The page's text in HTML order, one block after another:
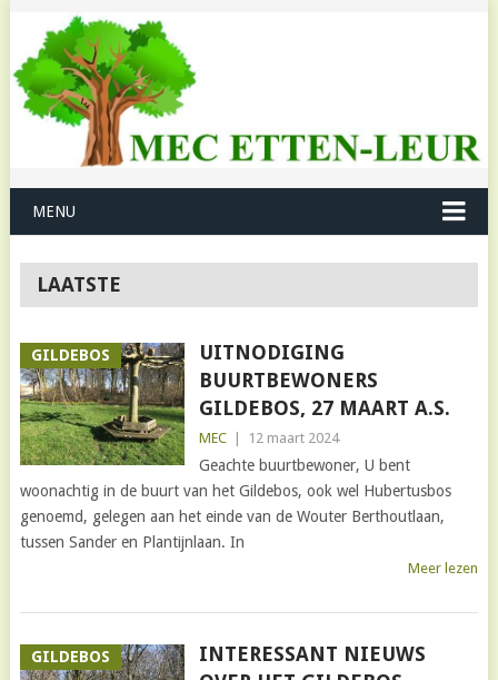
MENU
LAATSTE
GILDEBOS
UITNODIGING
BUURTBEWONERS
GILDEBOS, 27 MAART A.S.
MEC 12 maart 2024
Geachte buurtbewoner, U bent
woonachtig in de buurt van het Gildebos, ook wel Hubertusbos
genoemd, gelegen aan het einde van de Wouter Berthoutlaan,
tussen Sander en Plantijnlaan. In
Meer lezen
GILDEBOS
INTERESSANT NIEUWS